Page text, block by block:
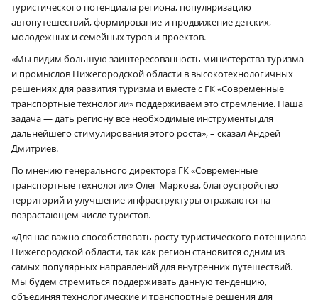
туристического потенциала региона, популяризацию
автопутешествий, формирование и продвижение детских,
молодежных и семейных туров и проектов.
«Мы видим большую заинтересованность министерства туризма
и промыслов Нижегородской области в высокотехнологичных
решениях для развития туризма и вместе с ГК «Современные
транспортные технологии» поддерживаем это стремление. Наша
задача — дать региону все необходимые инструменты для
дальнейшего стимулирования этого роста», – сказал Андрей
Дмитриев.
По мнению генерального директора ГК «Современные
транспортные технологии» Олег Маркова, благоустройство
территорий и улучшение инфраструктуры отражаются на
возрастающем числе туристов.
«Для нас важно способствовать росту туристического потенциала
Нижегородской области, так как регион становится одним из
самых популярных направлений для внутренних путешествий.
Мы будем стремиться поддерживать данную тенденцию,
объединяя технологические и транспортные решения для